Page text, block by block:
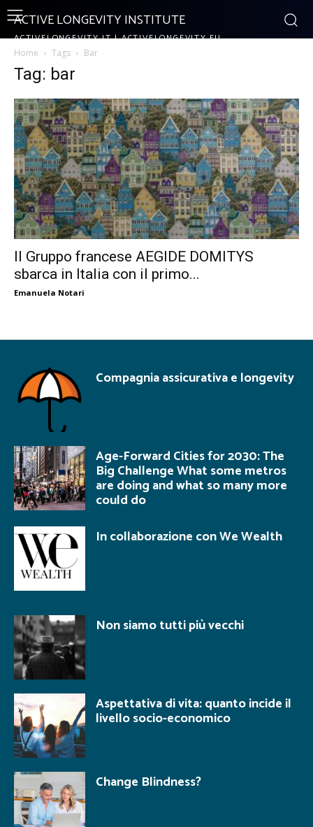
ACTIVE LONGEVITY INSTITUTE
ACTIVELONGEVITY.IT | ACTIVELONGEVITY.EU
Home Tags Bar
Tag: bar
Il Gruppo francese AEGIDE DOMITYS
sbarca in Italia con il primo...
Emanuela Notari
Compagnia assicurativa e longevity
Age-Forward Cities for 2030: The
Big Challenge What some metros
are doing and what so many more
could do
In collaborazione con We Wealth
Non siamo tutti più vecchi
Aspettativa di vita: quanto incide il
livello socio-economico
Change Blindness?